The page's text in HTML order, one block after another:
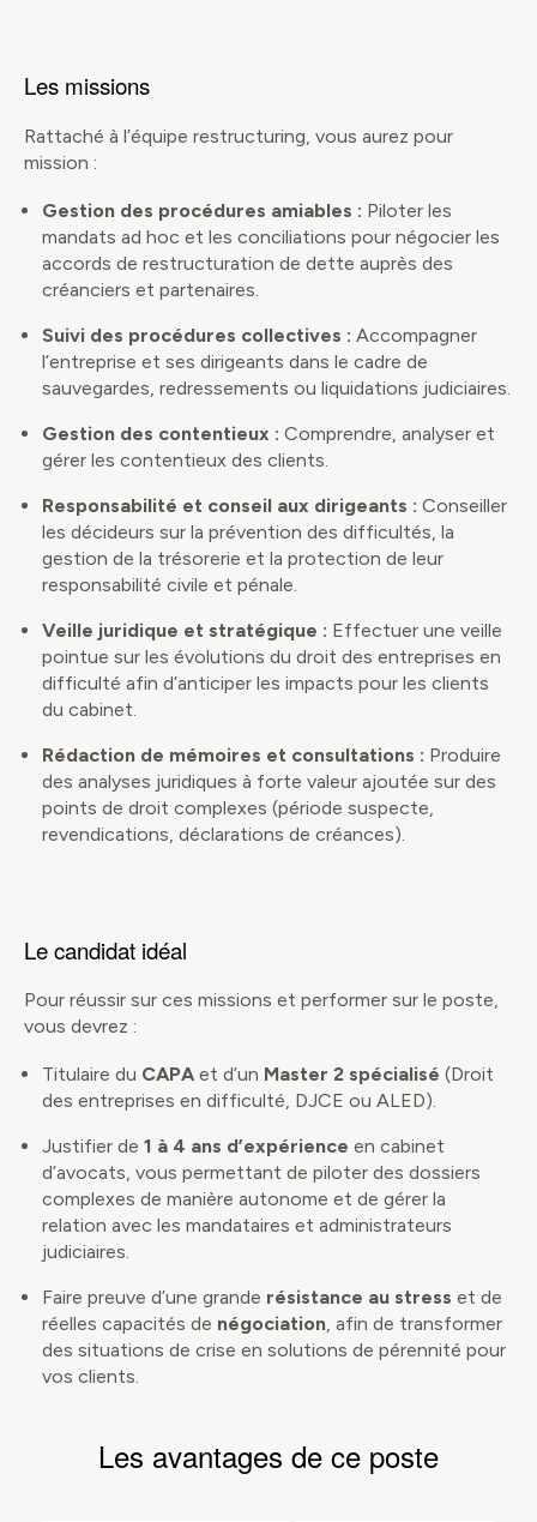
Les missions
Rattaché à l’équipe restructuring, vous aurez pour
mission :
Gestion des procédures amiables : Piloter les
mandats ad hoc et les conciliations pour négocier les
accords de restructuration de dette auprès des
créanciers et partenaires.
Suivi des procédures collectives : Accompagner
l’entreprise et ses dirigeants dans le cadre de
sauvegardes, redressements ou liquidations judiciaires.
Gestion des contentieux : Comprendre, analyser et
gérer les contentieux des clients.
Responsabilité et conseil aux dirigeants : Conseiller
les décideurs sur la prévention des difficultés, la
gestion de la trésorerie et la protection de leur
responsabilité civile et pénale.
Veille juridique et stratégique : Effectuer une veille
pointue sur les évolutions du droit des entreprises en
difficulté afin d’anticiper les impacts pour les clients
du cabinet.
Rédaction de mémoires et consultations : Produire
des analyses juridiques à forte valeur ajoutée sur des
points de droit complexes (période suspecte,
revendications, déclarations de créances).
Le candidat idéal
Pour réussir sur ces missions et performer sur le poste,
vous devrez :
Titulaire du CAPA et d’un Master 2 spécialisé (Droit
des entreprises en difficulté, DJCE ou ALED).
Justifier de 1 à 4 ans d’expérience en cabinet
d’avocats, vous permettant de piloter des dossiers
complexes de manière autonome et de gérer la
relation avec les mandataires et administrateurs
judiciaires.
Faire preuve d’une grande résistance au stress et de
réelles capacités de négociation, afin de transformer
des situations de crise en solutions de pérennité pour
vos clients.
Les avantages de ce poste